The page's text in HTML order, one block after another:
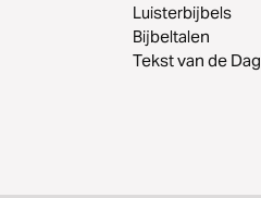
Luisterbijbels
Bijbeltalen
Tekst van de Dag